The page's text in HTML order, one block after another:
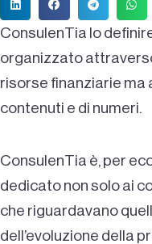
ConsulenTia lo
organizzato
risorse finanziarie ma
contenuti e di numeri.
ConsulenTia è, per
dedicato non solo ai
che riguardavano
dell’evoluzione della